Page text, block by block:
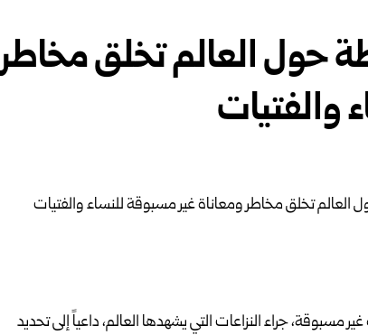
حول العالم تخلق مخاطر
والفتيات
مسبوقة، جراء النزاعات التي يشهدها العالم، داعياً إلى تحديد